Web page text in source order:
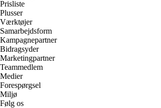
Prisliste
Plusser
Værktøjer
Samarbejdsform
Kampagnepartner
Bidragsyder
Marketingpartner
Teammedlem
Medier
Forespørgsel
Miljø
Følg os